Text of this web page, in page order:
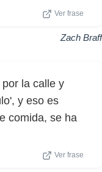
Ver frase
Zach Braff
la calle y
y eso es
comida, se ha
Ver frase